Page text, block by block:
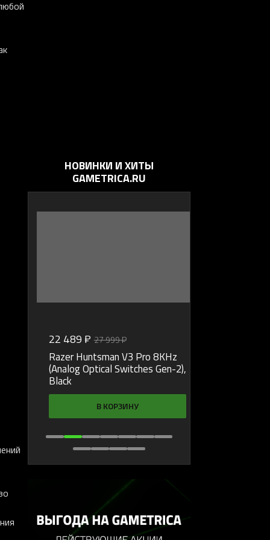
НОВИНКИ И ХИТЫ
GAMETRICA.RU
22 489 ₽ 27 999 ₽
Razer Huntsman V3 Pro 8KHz
(Analog Optical Switches Gen-2),
Black
В КОРЗИНУ